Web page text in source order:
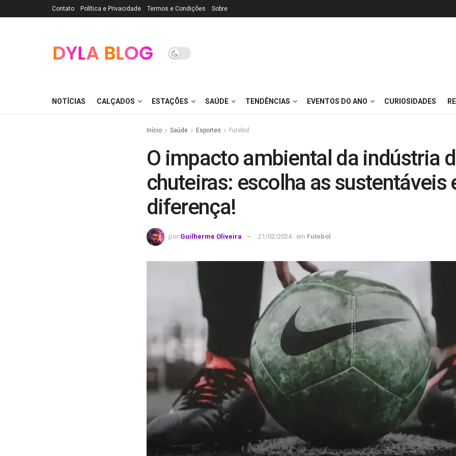
Contato Política e Privacidade Termos e Condições Sobre
NOTÍCIAS CALÇADOS ESTAÇÕES SAÚDE TENDÊNCIAS EVENTOS DO ANO CURIOSIDADES
Início Saúde Esportes Futebol
O impacto ambiental da indústria
chuteiras: escolha as sustentáveis
diferença!
por Guilherme Oliveira 21/02/2024 em Futebol